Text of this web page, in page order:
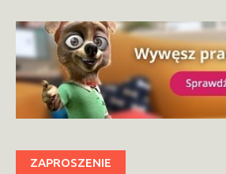
ZAPROSZENIE